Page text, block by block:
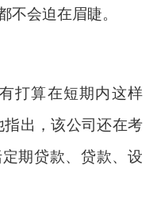
会迫在眉睫。
打算在短期内这样
出，该公司还在考
期贷款、贷款、设